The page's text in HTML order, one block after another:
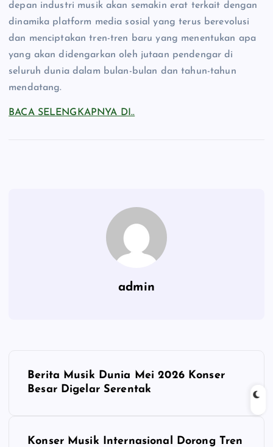
depan industri musik akan semakin erat terkait dengan
dinamika platform media sosial yang terus berevolusi
dan menciptakan tren-tren baru yang menentukan apa
yang akan didengarkan oleh jutaan pendengar di
seluruh dunia dalam bulan-bulan dan tahun-tahun
mendatang.
BACA SELENGKAPNYA DI..
admin
Berita Musik Dunia Mei 2026 Konser
Besar Digelar Serentak
Konser Musik Internasional Dorong Tren